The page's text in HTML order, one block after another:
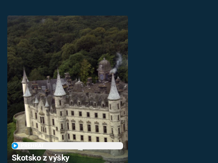
Skotsko z výšky